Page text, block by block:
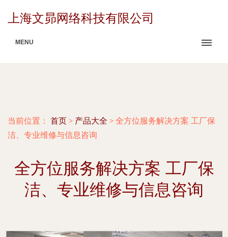
上海文昴网络科技有限公司
MENU
当前位置： 首页 > 产品大全 > 全方位服务解决方案 工厂保
洁、专业维修与信息咨询
全方位服务解决方案 工厂保
洁、专业维修与信息咨询